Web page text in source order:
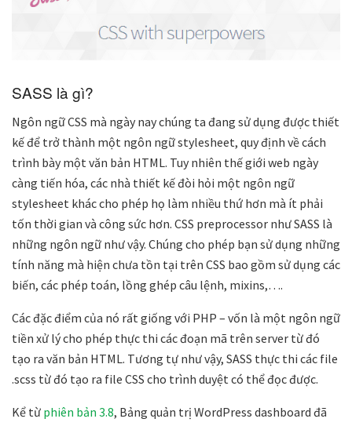
SASS là gì?
Ngôn ngữCSS mà ngày nay chúng ta đang sử dụng được thiết
kế để trở thành một ngôn ngữ stylesheet, quy định về cách
trình bày một văn bản HTML. Tuy nhiên thế giới web ngày
càng tiến hóa, các nhà thiết kế đòi hỏi một ngôn ngữ
stylesheet khác cho phép họ làm nhiều thứ hơn mà ít phải
tốn thời gian và công sức hơn. CSS preprocessor như SASS là
những ngôn ngữ như vậy. Chúng cho phép bạn sử dụng những
tính năng mà hiện chưa tồn tại trên CSS bao gồm sử dụng các
biến, các phép toán, lồng ghép câu lệnh, mixins,….
Các đặc điểm của nó rất giống với PHP – vốn là một ngôn ngữ
tiền xử lý cho phép thực thi các đoạn mã trên server từ đó
tạo ra văn bản HTML. Tương tự như vậy, SASS thực thi các file
.scss từ đó tạo ra file CSS cho trình duyệt có thể đọc được.
Kể từ phiên bản 3.8, Bảng quản trị WordPress dashboard đã